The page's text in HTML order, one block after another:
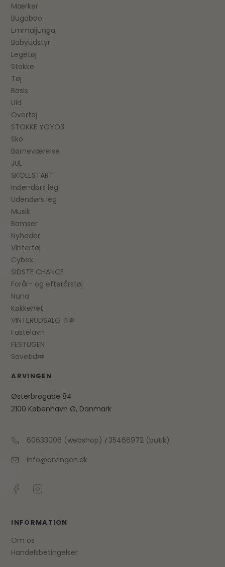
Mærker
Bugaboo
Emmaljunga
Babyudstyr
Legetøj
Stokke
Tøj
Basis
Uld
Overtøj
STOKKE YOYO3
Sko
Børneværelse
JUL
SKOLESTART
Indendørs leg
Udendørs leg
Musik
Bamser
Nyheder
Vintertøj
Cybex
SIDSTE CHANCE
Forår- og efterårstøj
Nuna
Køkkenet
VINTERUDSALG ☃❄
Fastelavn
FESTUGEN
Sovetid💤
ARVINGEN
Østerbrogade 84
2100 København Ø, Danmark
60633006 (webshop) /35466972 (butik)
info@arvingen.dk
INFORMATION
Om os
Handelsbetingelser